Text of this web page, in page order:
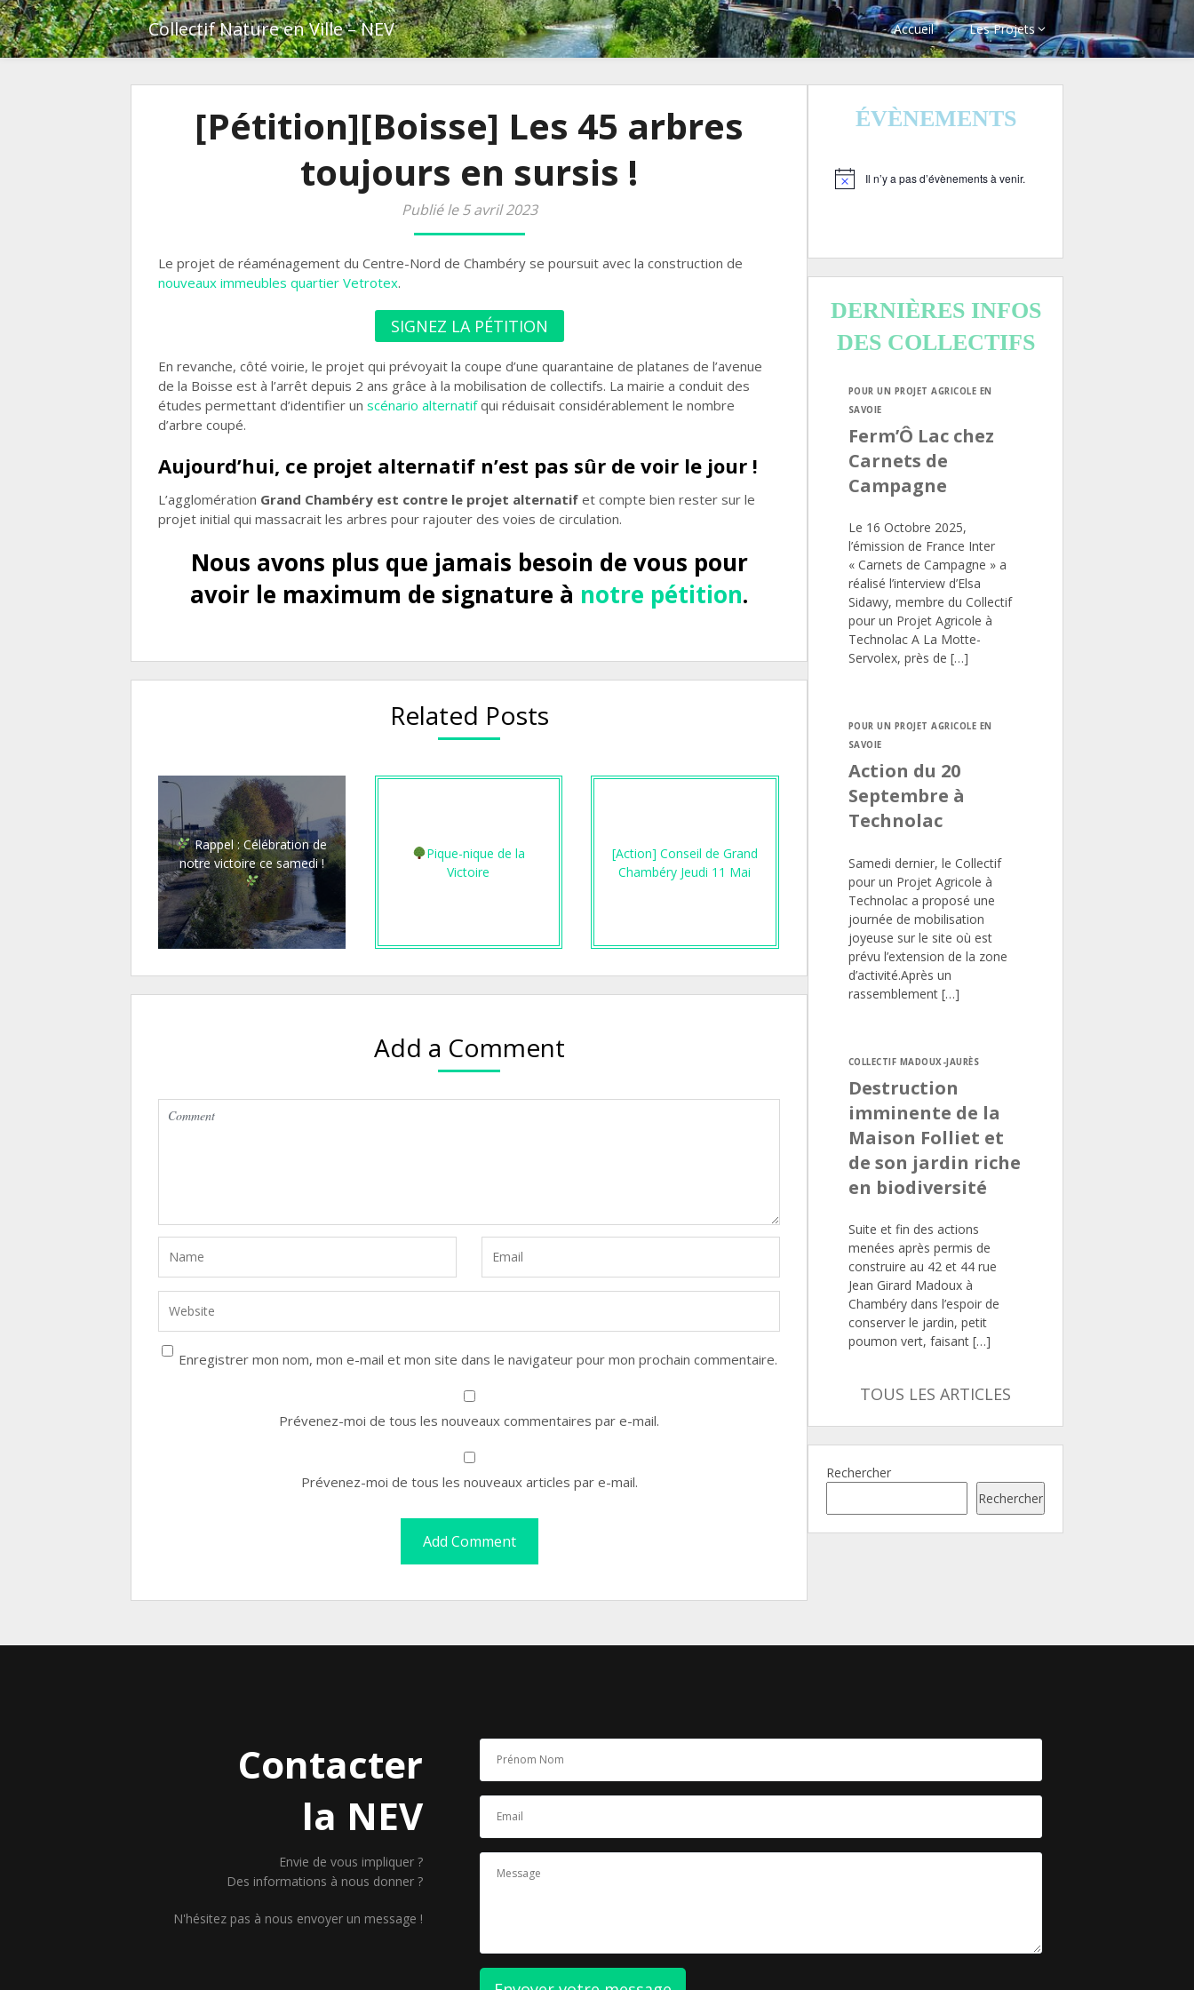
Skip
to
content
Collectif Nature en Ville – NEV Accueil Les Projets
[Pétition][Boisse] Les 45 arbres
toujours en sursis !
Publié le 5 avril 2023
Le projet de réaménagement du Centre-Nord de Chambéry se poursuit avec la construction de
nouveaux immeubles quartier Vetrotex.
SIGNEZ LA PÉTITION
En revanche, côté voirie, le projet qui prévoyait la coupe d’une quarantaine de platanes de l’avenue
de la Boisse est à l’arrêt depuis 2 ans grâce à la mobilisation de collectifs. La mairie a conduit des
études permettant d’identifier un scénario alternatifqui réduisait considérablement le nombre
d’arbre coupé.
Aujourd’hui, ce projet alternatif n’est pas sûr de voir le jour !
L’agglomération Grand Chambéry est contre le projet alternatif et compte bien rester sur le
projet initial qui massacrait les arbres pour rajouter des voies de circulation.
Nous avons plus que jamais besoin de vous pour
avoir le maximum de signature à notre pétition.
Related Posts
Rappel : Célébration de
notre victoire ce samedi !
Pique-nique de la
Victoire
[Action] Conseil de Grand
Chambéry Jeudi 11 Mai
Add a Comment
Enregistrer mon nom, mon e-mail et mon site dans le navigateur pour mon prochain commentaire.
Prévenez-moi de tous les nouveaux commentaires par e-mail.
Prévenez-moi de tous les nouveaux articles par e-mail.
ÉVÈNEMENTS
Notice Il n’y a pas d’évènements à venir.
DERNIÈRES INFOS
DES COLLECTIFS
POUR UN PROJET AGRICOLE EN
SAVOIE
Ferm’Ô Lac chez
Carnets de
Campagne
Le 16 Octobre 2025,
l’émission de France Inter
« Carnets de Campagne » a
réalisé l’interview d’Elsa
Sidawy, membre du Collectif
pour un Projet Agricole à
Technolac A La Motte-
Servolex, près de […]
POUR UN PROJET AGRICOLE EN
SAVOIE
Action du 20
Septembre à
Technolac
Samedi dernier, le Collectif
pour un Projet Agricole à
Technolac a proposé une
journée de mobilisation
joyeuse sur le site où est
prévu l’extension de la zone
d’activité.Après un
rassemblement […]
COLLECTIF MADOUX-JAURÈS
Destruction
imminente de la
Maison Folliet et
de son jardin riche
en biodiversité
Suite et fin des actions
menées après permis de
construire au 42 et 44 rue
Jean Girard Madoux à
Chambéry dans l’espoir de
conserver le jardin, petit
poumon vert, faisant […]
TOUS LES ARTICLES
Rechercher
Rechercher
Contacter
la NEV
Envie de vous impliquer ?
Des informations à nous donner ?
N'hésitez pas à nous envoyer un message !